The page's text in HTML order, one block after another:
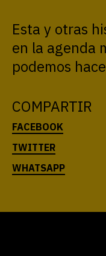
Esta y otras
en la agenda
podemos
COMPARTIR